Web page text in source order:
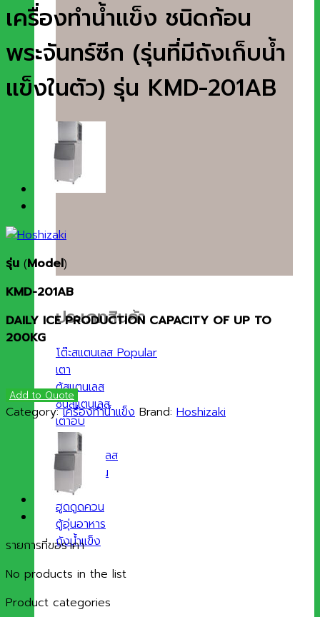
ประเภทสินค้า
โต๊ะสแตนเลส
เตา
ตู้สแตนเลส
ชั้นสแตนเลส
เตาอบ
ไมโครเวฟ
ซิงค์สแตนเลส
ถังดักไขมัน
รถเข็น
ฮูดดูดควัน
ตู้อุ่นอาหาร
ถังน้ำแข็ง
เครื่องทำน้ำแข็ง ชนิดก้อน
พระจันทร์ซีก (รุ่นที่มีถังเก็บน้ำ
แข็งในตัว) รุ่น KMD-201AB
รุ่น (Model)
KMD-201AB
DAILY ICE PRODUCTION CAPACITY OF UP TO
200KG
Add to Quote
Category:เครื่องทำน้ำแข็ง Brand: Hoshizaki
รายการที่ขอราคา
No products in the list
Product categories